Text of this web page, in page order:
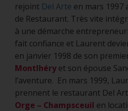
rejoint Del Arte en mars 1997
de Restaurant. Très vite
à une démarche
fait confiance et Laurent
en janvier 1998 de son
Montlhéry et son épouse
l’aventure. En mars 1999,
prennent le restaurant Del
Orge – Champsceuil en